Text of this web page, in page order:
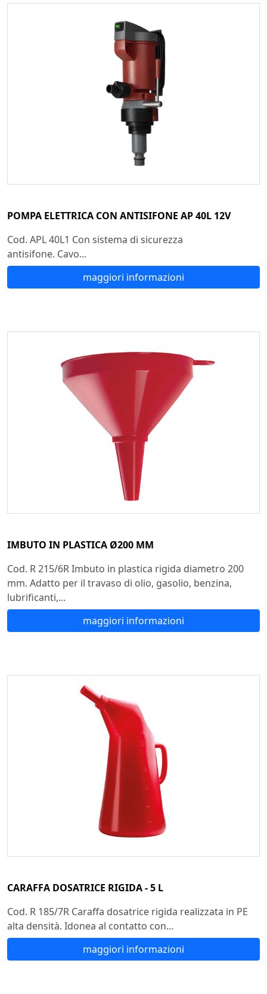
POMPA ELETTRICA CON ANTISIFONE AP 40L 12V
Cod. APL 40L1 Con sistema di sicurezza
antisifone. Cavo...
maggiori informazioni
IMBUTO IN PLASTICA Ø200 MM
Cod. R 215/6R Imbuto in plastica rigida diametro 200
mm. Adatto per il travaso di olio, gasolio, benzina,
lubrificanti,...
maggiori informazioni
CARAFFA DOSATRICE RIGIDA - 5 L
Cod. R 185/7R Caraffa dosatrice rigida realizzata in PE
alta densità. Idonea al contatto con...
maggiori informazioni